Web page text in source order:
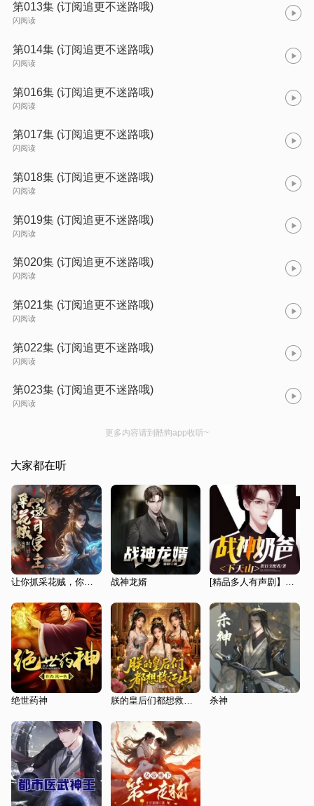
第013集 (订阅追更不迷路哦)
闪阅读
第014集 (订阅追更不迷路哦)
闪阅读
第016集 (订阅追更不迷路哦)
闪阅读
第017集 (订阅追更不迷路哦)
闪阅读
第018集 (订阅追更不迷路哦)
闪阅读
第019集 (订阅追更不迷路哦)
闪阅读
第020集 (订阅追更不迷路哦)
闪阅读
第021集 (订阅追更不迷路哦)
闪阅读
第022集 (订阅追更不迷路哦)
闪阅读
第023集 (订阅追更不迷路哦)
闪阅读
更多内容请到酷狗app收听~
大家都在听
让你抓采花贼，你抓了邀月宫主|后宫爽文【多播玄幻异能】 战神龙婿 [精品多人有声剧】战神奶爸下天山｜我爸是战神丨都市丨免费
绝世药神 朕的皇后们都想救江山？|历史穿越权谋爽文|大明朝|多女主后宫 杀神